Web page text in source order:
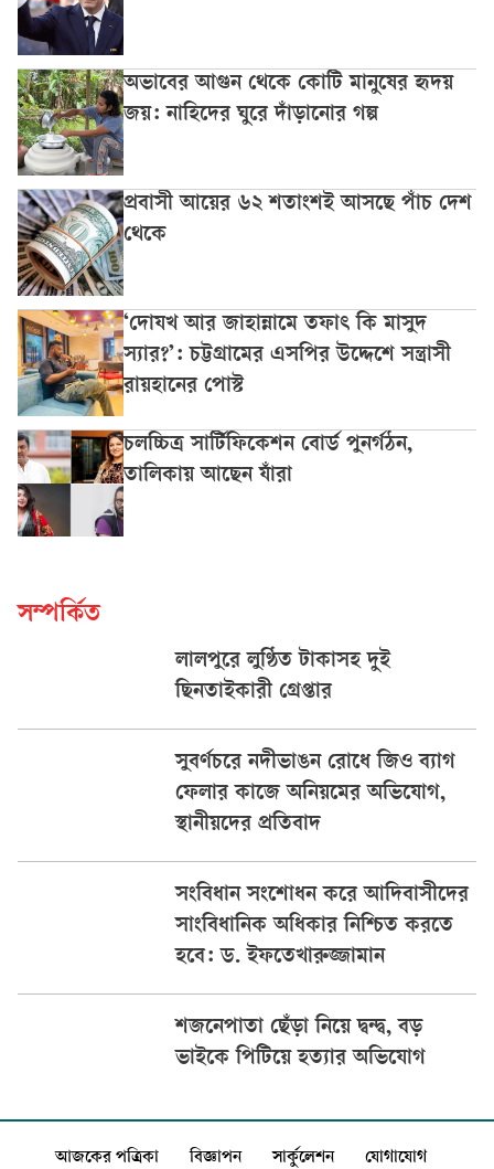
অভাবের আগুন থেকে কোটি মানুষের হৃদয়
জয়: নাহিদের ঘুরে দাঁড়ানোর গল্প
প্রবাসী আয়ের ৬২ শতাংশই আসছে পাঁচ দেশ
থেকে
‘দোযখ আর জাহান্নামে তফাৎ কি মাসুদ
স্যার?’: চট্টগ্রামের এসপির উদ্দেশে সন্ত্রাসী
রায়হানের পোস্ট
চলচ্চিত্র সার্টিফিকেশন বোর্ড পুনর্গঠন,
তালিকায় আছেন যাঁরা
সম্পর্কিত
লালপুরে লুণ্ঠিত টাকাসহ দুই
ছিনতাইকারী গ্রেপ্তার
সুবর্ণচরে নদীভাঙন রোধে জিও ব্যাগ
ফেলার কাজে অনিয়মের অভিযোগ,
স্থানীয়দের প্রতিবাদ
সংবিধান সংশোধন করে আদিবাসীদের
সাংবিধানিক অধিকার নিশ্চিত করতে
হবে: ড. ইফতেখারুজ্জামান
শজনেপাতা ছেঁড়া নিয়ে দ্বন্দ্ব, বড়
ভাইকে পিটিয়ে হত্যার অভিযোগ
আজকের পত্রিকা বিজ্ঞাপন সার্কুলেশন যোগাযোগ